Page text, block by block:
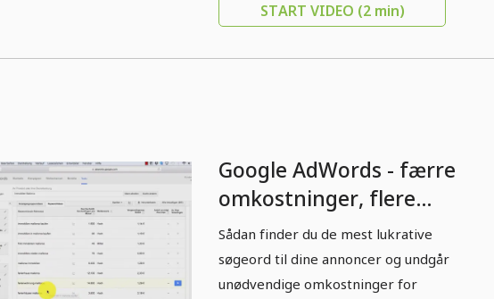
START VIDEO (2 min)
Google AdWords - færre
omkostninger, flere
kunder - 2.2 Værktøjet
Keyword Planner
Sådan finder du de mest lukrative
søgeord til dine annoncer og undgår
unødvendige omkostninger for